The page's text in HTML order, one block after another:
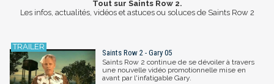
Tout sur Saints Row 2.
Les infos, actualités, vidéos et astuces ou soluces de Saints Row 2
Saints Row 2 - Gary 05
Saints Row 2 continue de se dévoiler à travers
une nouvelle vidéo promotionnelle mise en
avant par l'infatigable Gary.